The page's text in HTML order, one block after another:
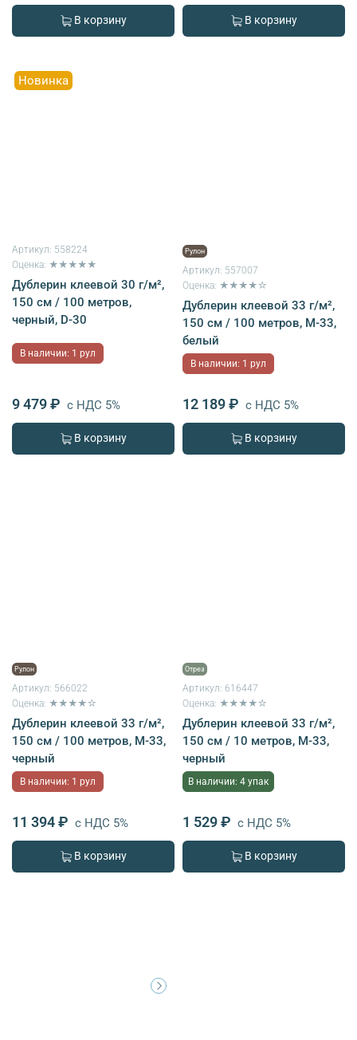
В корзину В корзину
Новинка
Артикул: 558224
Оценка: ★★★★★
Дублерин клеевой 30 г/м²,
150 см / 100 метров,
черный, D-30
В наличии: 1 рул
9 479 ₽ с НДС 5%
В корзину
Рулон
Артикул: 557007
Оценка: ★★★★☆
Дублерин клеевой 33 г/м²,
150 см / 100 метров, M-33,
белый
В наличии: 1 рул
12 189 ₽ с НДС 5%
В корзину
Рулон
Артикул: 566022
Оценка: ★★★★☆
Дублерин клеевой 33 г/м²,
150 см / 100 метров, M-33,
черный
В наличии: 1 рул
11 394 ₽ с НДС 5%
В корзину
Отрез
Артикул: 616447
Оценка: ★★★★☆
Дублерин клеевой 33 г/м²,
150 см / 10 метров, M-33,
черный
В наличии: 4 упак
1 529 ₽ с НДС 5%
В корзину